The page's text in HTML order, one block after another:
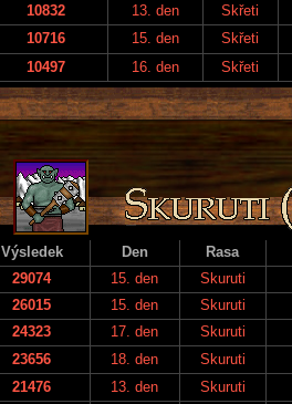
10832 13. den Skřeti
10716 15. den Skřeti
10497 16. den Skřeti
Výsledek Den Rasa
29074 15. den Skuruti
26015 15. den Skuruti
24323 17. den Skuruti
23656 18. den Skuruti
21476 13. den Skuruti